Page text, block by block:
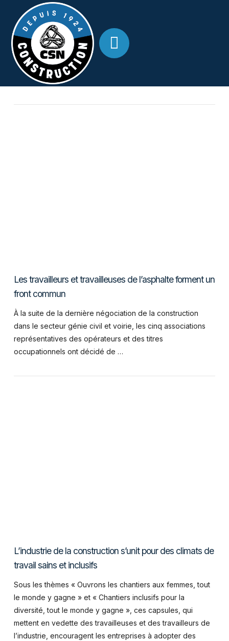
Les travailleurs et travailleuses de l’asphalte forment un
front commun
À la suite de la dernière négociation de la construction
dans le secteur génie civil et voirie, les cinq associations
représentatives des opérateurs et des titres
occupationnels ont décidé de …
L’industrie de la construction s’unit pour des climats de
travail sains et inclusifs
Sous les thèmes « Ouvrons les chantiers aux femmes, tout
le monde y gagne » et « Chantiers inclusifs pour la
diversité, tout le monde y gagne », ces capsules, qui
mettent en vedette des travailleuses et des travailleurs de
l’industrie, encouragent les entreprises à adopter des